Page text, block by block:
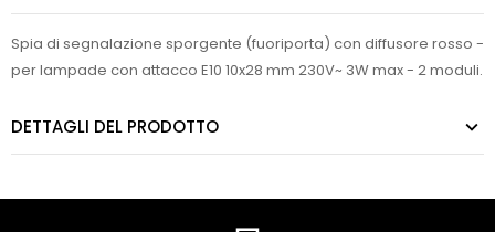
Spia di segnalazione sporgente (fuoriporta) con diffusore rosso -
per lampade con attacco E10 10x28 mm 230V~ 3W max - 2 moduli.
DETTAGLI DEL PRODOTTO